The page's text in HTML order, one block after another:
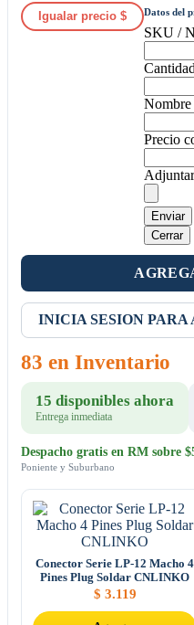
Igualar precio $ Datos del
SKU /
Precio
Enviar
Cerrar
INICIA SESION PARA
83 en Inventario
15 disponibles ahora
Entrega inmediata
Despacho gratis en RM sobre
Poniente y Suburbano
Conector Serie LP-12 Macho 4
Pines Plug Soldar CNLINKO
$ 3.119